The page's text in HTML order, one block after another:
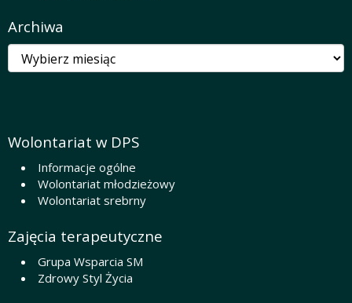
Archiwa
Archiwa
Wolontariat w DPS
Informacje ogólne
Wolontariat młodzieżowy
Wolontariat srebrny
Zajęcia terapeutyczne
Grupa Wsparcia SM
Zdrowy Styl Życia